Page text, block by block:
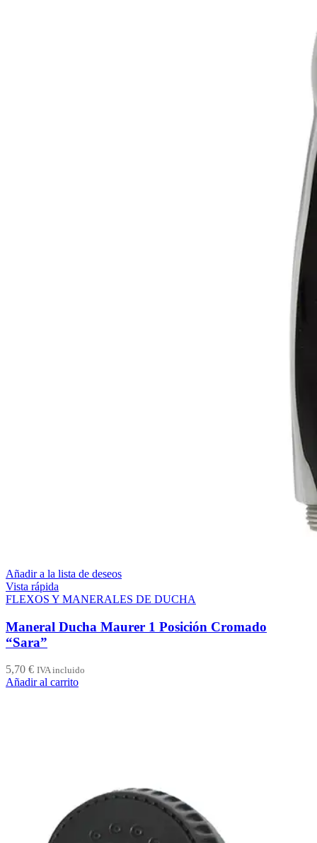
Añadir a la lista de deseos
Vista rápida
FLEXOS Y MANERALES DE DUCHA
Maneral Ducha Maurer 1 Posición Cromado
“Sara”
5,70 € IVA incluido
Añadir al carrito